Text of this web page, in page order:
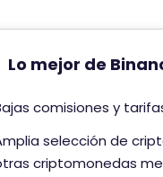
Lo mejor de
comisiones y
selección de
criptomonedas